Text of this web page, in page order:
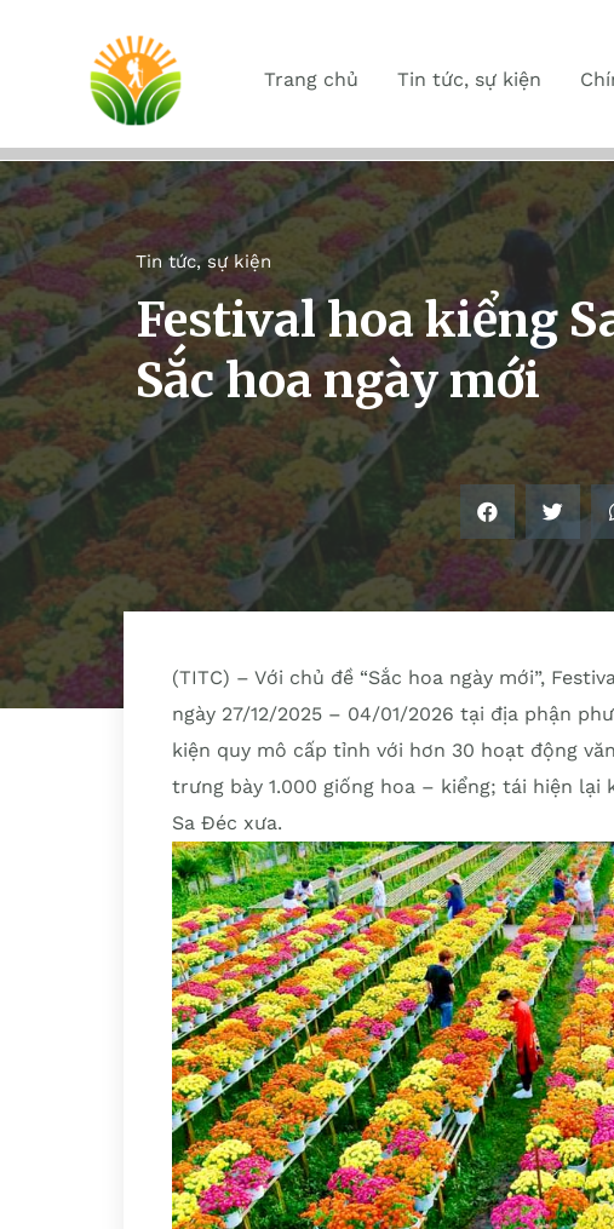
Trang chủ Tin tức, sự kiện
Tin tức, sự kiện
Festival hoa kiểng
Sắc hoa ngày mới
(TITC) – Với chủ đề “Sắc hoa ngày mới”,
ngày 27/12/2025 – 04/01/2026 tại địa phận
kiện quy mô cấp tỉnh với hơn 30 hoạt động
trưng bày 1.000 giống hoa – kiểng; tái hiện lại
Sa Đéc xưa.